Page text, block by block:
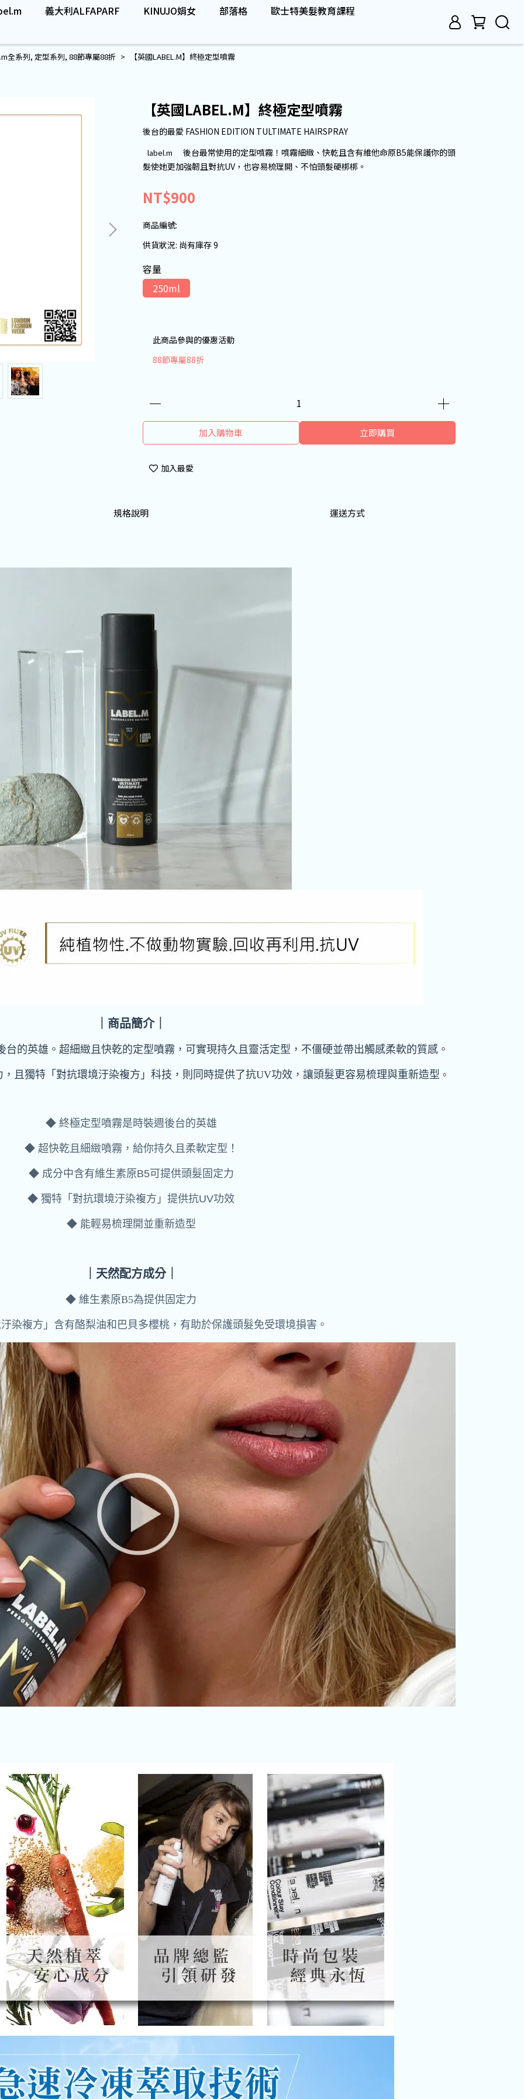
義大利ALFAPARF KINUJO娟女 部落格 歐士特美髮教育課程
全系列, 定型系列, 88節專屬88折 【英國LABEL.M】終極定型噴霧
【英國LABEL.M】終極定型噴霧
後台的最愛 FASHION EDITION TULTIMATE HAIRSPRAY
label.m
後台最常使用的定型噴霧！噴霧細緻、快乾且含有維他命原B5能保護你的頭
髮使她更加強韌且對抗UV，也容易梳理開、不怕頭髮硬梆梆。
NT$900
商品編號:
供貨狀況: 尚有庫存 9
容量
250ml
此商品參與的優惠活動
88節專屬88折
加入購物車 立即購買
加入最愛
規格說明 運送方式
｜商品簡介｜
的英雄。超細緻且快乾的定型噴霧，可實現持久且靈活定型，不僵硬並帶出觸感柔軟的質感。
且獨特「對抗環境汙染複方」科技，則同時提供了抗UV功效，讓頭髮更容易梳理與重新造型 。
◆ 終極定型噴霧是時裝週後台的英雄
◆ 超快乾且細緻噴霧，給你持久且柔軟定型！
◆ 成分中含有維生素原B5可提供頭髮固定力
◆ 獨特「對抗環境汙染複方」提供抗UV功效
◆ 能輕易梳理開並重新造型
｜天然配方成分｜
◆ 維生素原B5為提供固定力
染複方」含有酪梨油和巴貝多櫻桃，有助於保護頭髮免受環境損害。